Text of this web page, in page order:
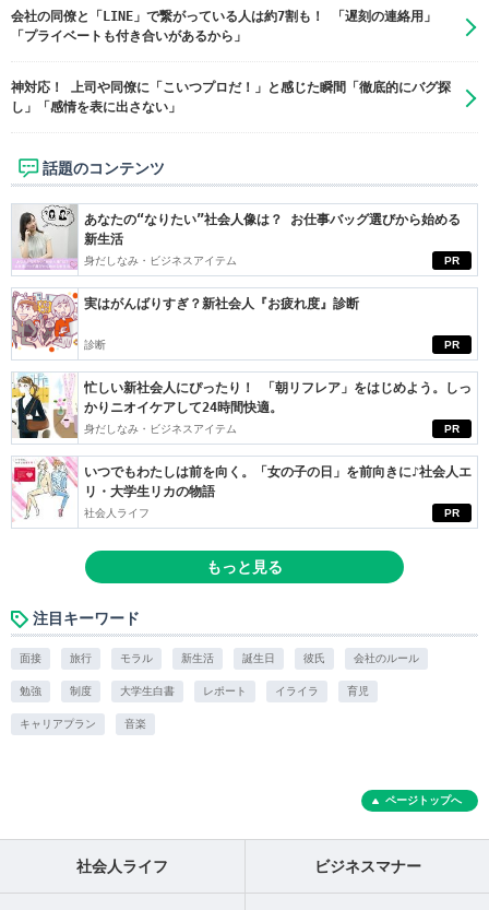
会社の同僚と「LINE」で繋がっている人は約7割も！ 「遅刻の連絡用」
「プライベートも付き合いがあるから」
神対応！ 上司や同僚に「こいつプロだ！」と感じた瞬間「徹底的にバグ探
し」「感情を表に出さない」
話題のコンテンツ
PR
あなたの“なりたい”社会人像は？ お仕事バッグ選びから始める
新生活
身だしなみ・ビジネスアイテム
PR
実はがんばりすぎ？新社会人『お疲れ度』診断
診断
PR
忙しい新社会人にぴったり！ 「朝リフレア」をはじめよう。しっ
かりニオイケアして24時間快適。
身だしなみ・ビジネスアイテム
PR
いつでもわたしは前を向く。「女の子の日」を前向きに♪社会人エ
リ・大学生リカの物語
社会人ライフ
もっと見る
注目キーワード
面接 旅行 モラル 新生活 誕生日 彼氏 会社のルール
勉強 制度 大学生白書 レポート イライラ 育児
キャリアプラン 音楽
ページトップへ
社会人ライフ ビジネスマナー